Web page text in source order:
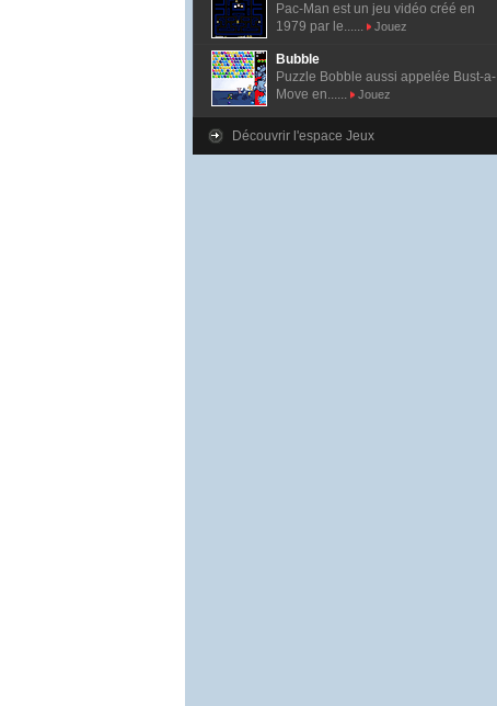
Pac-Man est un jeu vidéo créé en
1979 par le......
Jouez
Bubble
Puzzle Bobble aussi appelée Bust-a-
Move en......
Jouez
Découvrir l'espace Jeux